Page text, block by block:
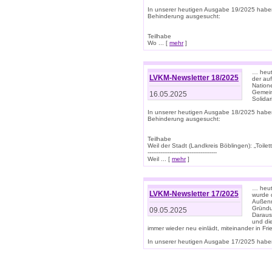
In unserer heutigen Ausgabe 19/2025
Behinderung ausgesucht:
Teilhabe
Wo ... [ mehr]
LVKM-Newsletter 18/2025
16.05.2025
…
der
In unserer heutigen Ausgabe 18/2025
Behinderung ausgesucht:
Teilhabe
Weil der Stadt (Landkreis Böblingen):
--------------------------------------
Weil ... [ mehr]
LVKM-Newsletter 17/2025
09.05.2025
…
wurde
und
immer wieder neu einlädt, miteinander in
In unserer heutigen Ausgabe 17/2025